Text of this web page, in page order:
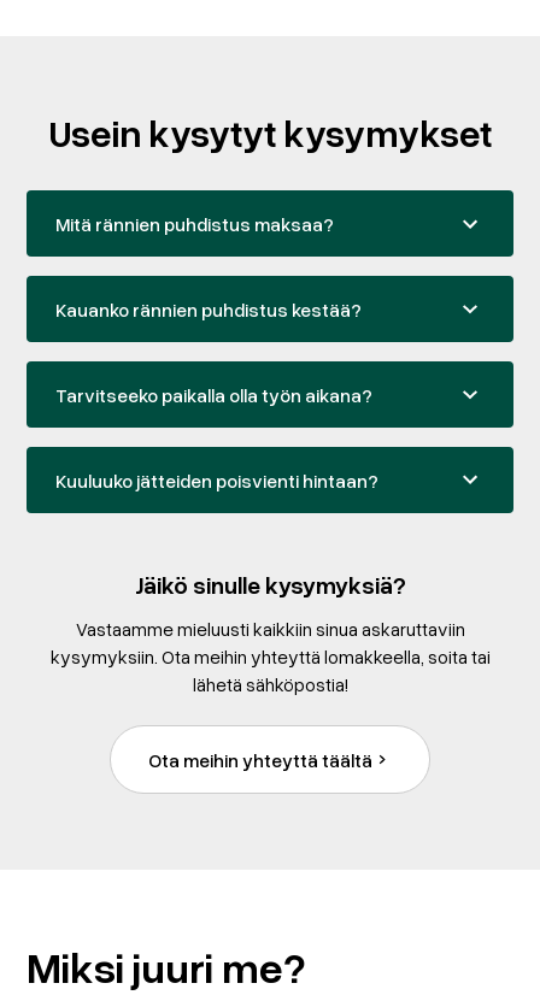
Usein kysytyt kysymykset
Mitä rännien puhdistus maksaa?
Kauanko rännien puhdistus kestää?
Tarvitseeko paikalla olla työn aikana?
Kuuluuko jätteiden poisvienti hintaan?
Jäikö sinulle kysymyksiä?
Vastaamme mieluusti kaikkiin sinua askaruttaviin
kysymyksiin. Ota meihin yhteyttä lomakkeella, soita tai
lähetä sähköpostia!
Ota meihin yhteyttä täältä
Miksi juuri me?